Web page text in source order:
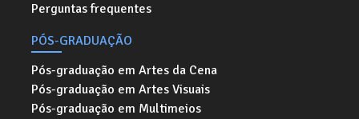
Perguntas frequentes
PÓS-GRADUAÇÃO
Pós-graduação em Artes da Cena
Pós-graduação em Artes Visuais
Pós-graduação em Multimeios